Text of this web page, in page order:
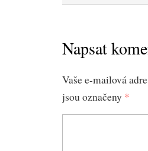
Napsat
Vaše e-mailová
jsou označeny *